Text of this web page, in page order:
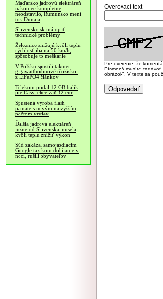
Maďarsko jadrovú elektráreň
nakoniec kompletne
neodstavilo, Rumunsko mení
tok Dunaja
Slovensko.sk má opäť
technické problémy
Železnice znižujú kvôli teplu
rýchlosť iba na 50 km/h,
spôsobuje to meškanie
V Poľsku spustili takmer
gigawatthodinové úložisko,
z LiFePO4 článkov
Telekom pridal 12 GB balík
pre Easy, chce zaň 12 eur
Spustená výroba flash
pamäte s novým najvyšším
počtom vrstiev
Ďalšia jadrová elektráreň
južne od Slovenska musela
kvôli teplu znížiť výkon
Súd zakázal samojazdiacim
Google taxíkom dobíjanie v
noci, rušili obyvateľov
Overovací text:
Pre overenie, že
Písmená musíte zadávať
obrázok". V texte sa